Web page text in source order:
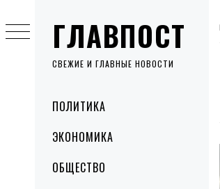
ГЛАВПОСТ
СВЕЖИЕ И ГЛАВНЫЕ НОВОСТИ
MenuПОЛИТИКА
ЭКОНОМИКА
ОБЩЕСТВО
to
content